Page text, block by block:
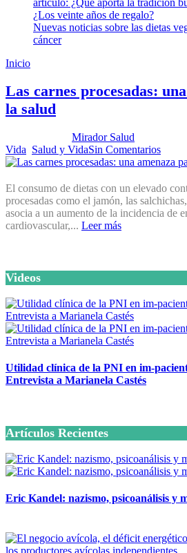
artículo: ¿Qué aporta la tradición
¿Los veinte años de regalo?
Nuevas noticias sobre las dietas
cáncer
Inicio
Las carnes procesadas:
la salud
Mirador Salud
Vida Salud y VidaSin Comentarios
El consumo de dietas con un elevado
procesadas como el jamón, las
asocia a un aumento de la incidencia de
cardiovascular,... Leer más
Videos
Utilidad clínica de la PNI en im-
Entrevista a Marianela Castés
Artículos Recientes
Eric Kandel: nazismo, psicoanálisis y